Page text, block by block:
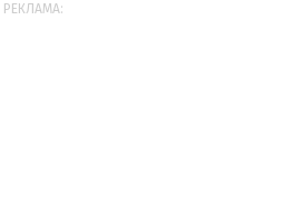
РЕКЛАМА: